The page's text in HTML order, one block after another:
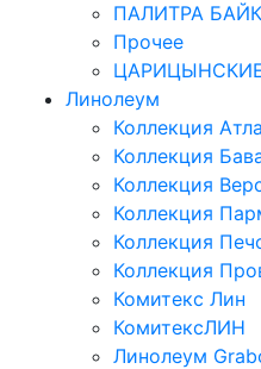
ПАЛИТРА
Прочее
Линолеум
Коллекция
Коллекция
Коллекция
Коллекция
Коллекция
Коллекция
Комитекс Лин
КомитексЛИН
Линолеум